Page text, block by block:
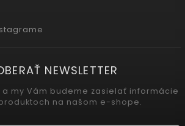
NEWSLETTER
my Vám budeme zasielať informácie
na našom e-shope.